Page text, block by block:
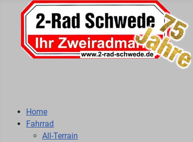
Home
Fahrrad
All-Terrain